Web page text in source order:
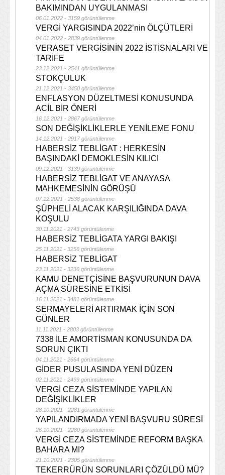
BAKIMINDAN UYGULANMASI
06.01.2022 - 3159 görüntülenme
VERGİ YARGISINDA 2022’nin ÖLÇÜTLERİ
04.01.2022 - 2839 görüntülenme
VERASET VERGİSİNİN 2022 İSTİSNALARI VE
TARİFE
23.12.2021 - 2541 görüntülenme
STOKÇULUK
21.12.2021 - 3450 görüntülenme
ENFLASYON DÜZELTMESİ KONUSUNDA
ACİL BİR ÖNERİ
16.12.2021 - 2867 görüntülenme
SON DEĞİŞİKLİKLERLE YENİLEME FONU
14.12.2021 - 2917 görüntülenme
HABERSİZ TEBLİGAT : HERKESİN
BAŞINDAKİ DEMOKLESİN KILICI
09.12.2021 - 3139 görüntülenme
HABERSİZ TEBLİGAT VE ANAYASA
MAHKEMESİNİN GÖRÜŞÜ
07.12.2021 - 2538 görüntülenme
ŞÜPHELİ ALACAK KARŞILIĞINDA DAVA
KOŞULU
30.11.2021 - 2743 görüntülenme
HABERSİZ TEBLİGATA YARGI BAKIŞI
25.11.2021 - 3256 görüntülenme
HABERSİZ TEBLİGAT
23.11.2021 - 3236 görüntülenme
KAMU DENETÇİSİNE BAŞVURUNUN DAVA
AÇMA SÜRESİNE ETKİSİ
16.11.2021 - 3481 görüntülenme
SERMAYELERİ ARTIRMAK İÇİN SON
GÜNLER
11.11.2021 - 2803 görüntülenme
7338 İLE AMORTİSMAN KONUSUNDA DA
SORUN ÇIKTI
04.11.2021 - 2664 görüntülenme
GİDER PUSULASINDA YENİ DÜZEN
02.11.2021 - 2499 görüntülenme
VERGİ CEZA SİSTEMİNDE YAPILAN
DEĞİŞİKLİKLER
28.10.2021 - 2281 görüntülenme
YAPILANDIRMADA YENİ BAŞVURU SÜRESİ
26.10.2021 - 2280 görüntülenme
VERGİ CEZA SİSTEMİNDE REFORM BAŞKA
BAHARA MI?
21.10.2021 - 2305 görüntülenme
TEKERRÜRÜN SORUNLARI ÇÖZÜLDÜ MÜ?